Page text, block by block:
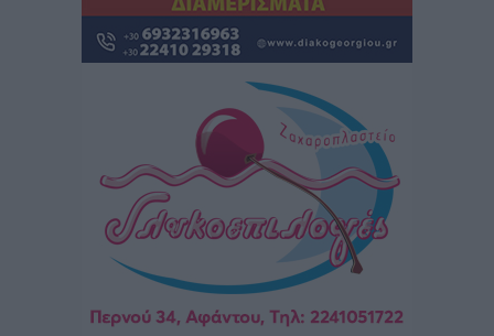
Πάνθηρες: Ξεκίνησαν αισιόδοξοι για την παρθενική
“πτήση” τους
Αθλητικά• πριν 13 ώρες
Άρης Αρχαγγέλου: Στο πλευρό του άτυχου Ιάκωβου
• πριν 13 ώρες
Φοίβος: Η μεγάλη επιστροφή του Μπρένο Σαλβατιέρα
πριν 13 ώρες
Κλεάνθης: Έτοιμες οι κάρτες διαρκείας της νέας